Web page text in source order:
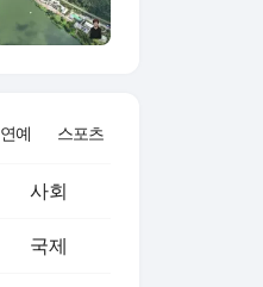
연예 스포츠
사회
국제